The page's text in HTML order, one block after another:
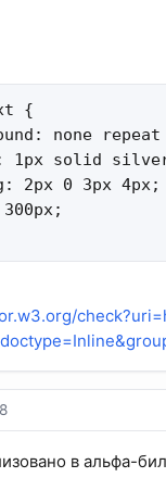
{
none repeat
1px solid
2px 0 3px 4px;
в альфа-